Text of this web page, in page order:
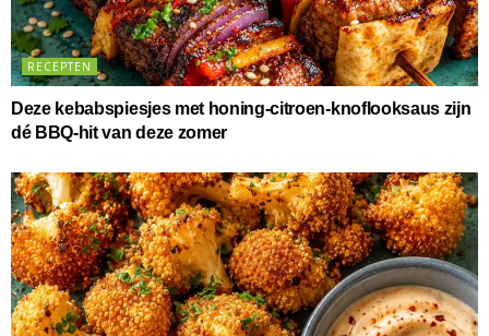
RECEPTEN
Deze kebabspiesjes met honing-citroen-knoflooksaus zijn
dé BBQ-hit van deze zomer